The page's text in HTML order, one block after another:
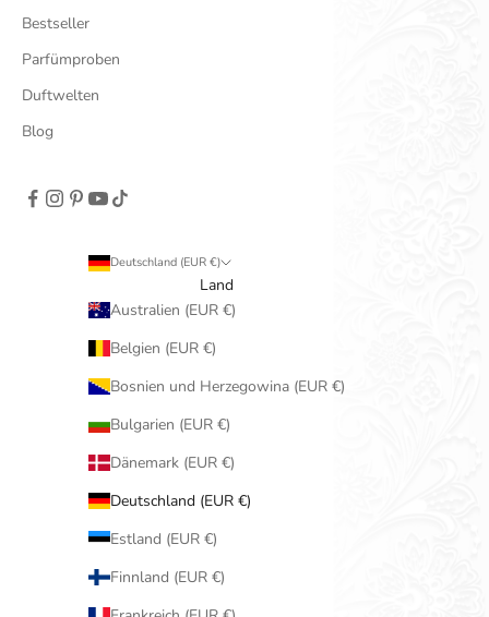
Bestseller
Parfümproben
Duftwelten
Blog
Deutschland (EUR €)
Land
Australien (EUR €)
Belgien (EUR €)
Bosnien und Herzegowina (EUR €)
Bulgarien (EUR €)
Dänemark (EUR €)
Deutschland (EUR €)
Estland (EUR €)
Finnland (EUR €)